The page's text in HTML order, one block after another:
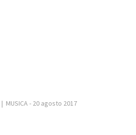
| MUSICA- 20 agosto 2017